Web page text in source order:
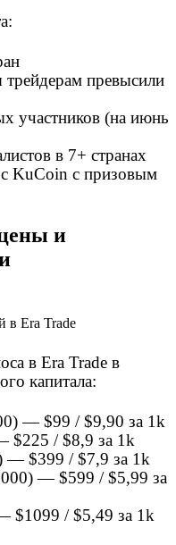
превысили
участников (на июнь
в 7+ странах
KuCoin с призовым
и
в Era Trade
в Era Trade в
капитала:
— $99 / $9,90 за 1k
$225 / $8,9 за 1k
— $399 / $7,9 за 1k
— $599 / $5,99 за
$1099 / $5,49 за 1k